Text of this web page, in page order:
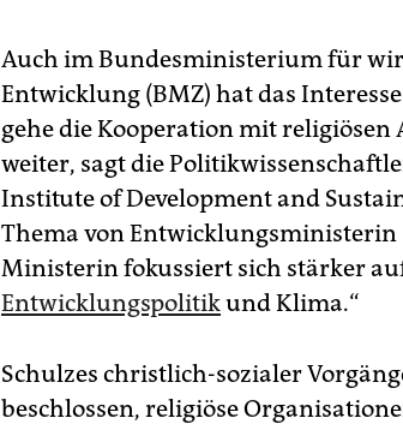
Auch im Bundesministerium für
Entwicklung (BMZ) hat das
gehe die Kooperation mit
weiter, sagt die
Institute of Development and
Thema von Entwicklungsministerin
Ministerin fokussiert sich stärker
Entwicklungspolitikund Klima.“
Schulzes christlich-sozialer
beschlossen, religiöse